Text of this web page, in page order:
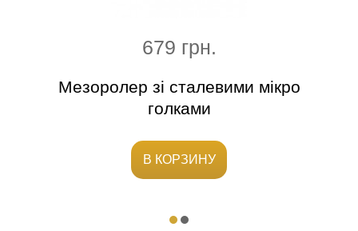
679 грн.
Мезоролер зі сталевими мікро
голками
В КОРЗИНУ